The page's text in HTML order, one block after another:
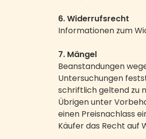
6. Widerrufsrecht
Informationen zum
7. Mängel
Beanstandungen
Untersuchungen
schriftlich geltend zu
Übrigen unter
einen Preisnachlass
Käufer das Recht auf